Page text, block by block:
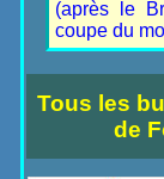
(après le
coupe du
Tous les
de